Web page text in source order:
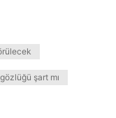
şart mı